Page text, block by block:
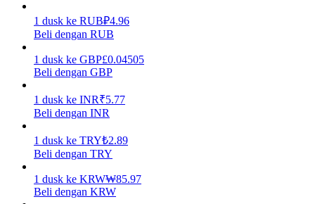
Babi Kekuatan
1 dusk ke RUB₽4.96
Beli dengan RUB
1 dusk ke GBP£0.04505
Beli dengan GBP
1 dusk ke INR₹5.77
Beli dengan INR
1 dusk ke TRY₺2.89
Beli dengan TRY
1 dusk ke KRW₩85.97
Beli dengan KRW